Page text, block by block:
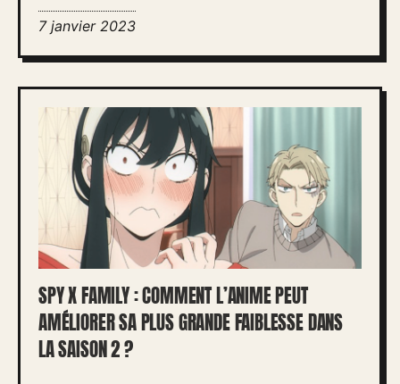
7 janvier 2023
SPY X FAMILY : COMMENT L’ANIME PEUT
AMÉLIORER SA PLUS GRANDE FAIBLESSE DANS
LA SAISON 2 ?